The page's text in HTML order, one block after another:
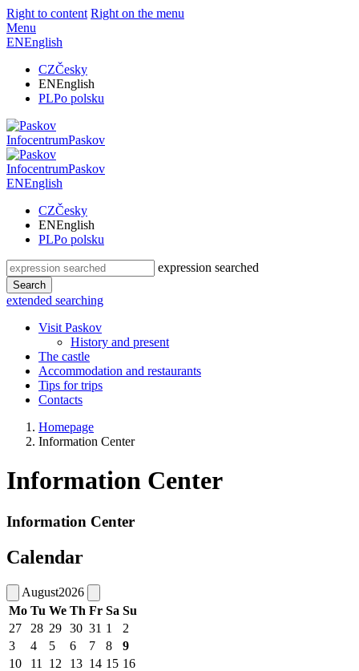
Right to content Right on the menu
Menu
ENEnglish
CZČesky
ENEnglish
PLPo polsku
InfocentrumPaskov
InfocentrumPaskov
ENEnglish
CZČesky
ENEnglish
PLPo polsku
expression searched
Search
extended searching
Visit Paskov
History and present
The castle
Accommodation and restaurants
Tips for trips
Contacts
Homepage
Information Center
Information Center
Information Center
Calendar
August2026
Mo Tu We Th Fr Sa Su
27
28 29 30 31 1
2
3
4 5 6 7 8
9
10
11 12 13 14 15 16